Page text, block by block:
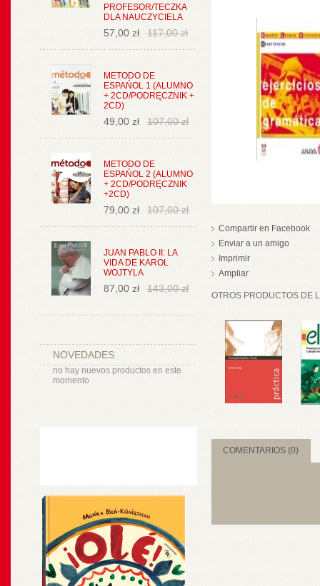
PROFESOR/TECZKA
DLA NAUCZYCIELA
57,00 zł 117,00 zł
METODO DE
ESPAŃOL 1 (ALUMNO
+ 2CD/PODRĘCZNIK +
2CD)
49,00 zł 107,00 zł
METODO DE
ESPAŃOL 2 (ALUMNO
+ 2CD/PODRĘCZNIK
+2CD)
79,00 zł 107,00 zł
JUAN PABLO II: LA
VIDA DE KAROL
WOJTYLA
87,00 zł 143,00 zł
NOVEDADES
no hay nuevos productos en este
momento
Compartir en Facebook
Enviar a un amigo
Imprimir
Ampliar
OTROS PRODUCTOS DE
COMENTARIOS (0)